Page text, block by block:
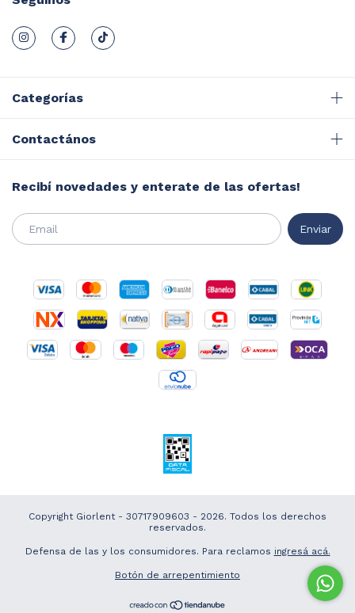
Categorías
Contactános
Recibí novedades y enterate de las ofertas!
Copyright Giorlent - 30717909603 - 2026. Todos los derechos
reservados.
Defensa de las y los consumidores. Para reclamos ingresá acá.
Botón de arrepentimiento